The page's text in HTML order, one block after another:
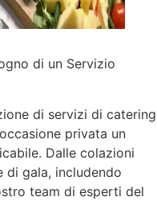
di un Servizio
di servizi di catering
privata un
Dalle colazioni
di gala, includendo
team di esperti del